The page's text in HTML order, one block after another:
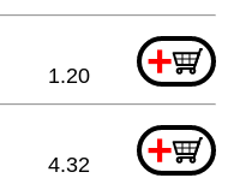
+
1.20
+
4.32